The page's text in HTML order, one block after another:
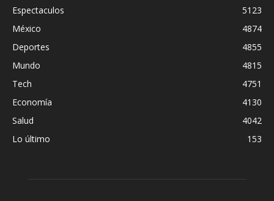
Espectaculos
5123
México
4874
Deportes
4855
Mundo
4815
Tech
4751
Economía
4130
Salud
4042
Lo último
153